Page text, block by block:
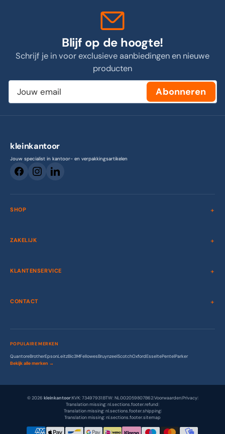
Blijf op de hoogte!
Schrijf je in voor exclusieve aanbiedingen en nieuwe
producten
Jouw
email
Abonneren
kleinkantoor
Jouw specialist in kantoor- en verpakkingsartikelen
SHOP
ZAKELIJK
KLANTENSERVICE
CONTACT
POPULAIRE MERKEN
QuantoreBrotherEpsonLeitzBic3MFellowesBruynzeelScotchOxfordEsseltePentelParker
Bekijk alle merken →
© 2026 kleinkantoor|KVK: 73497931|BTW: NL002059807B62|Voorwaarden|Privacy|
Translation missing: nl.sections.footer.refund|
Translation missing: nl.sections.footer.shipping|
Translation missing: nl.sections.footer.sitemap